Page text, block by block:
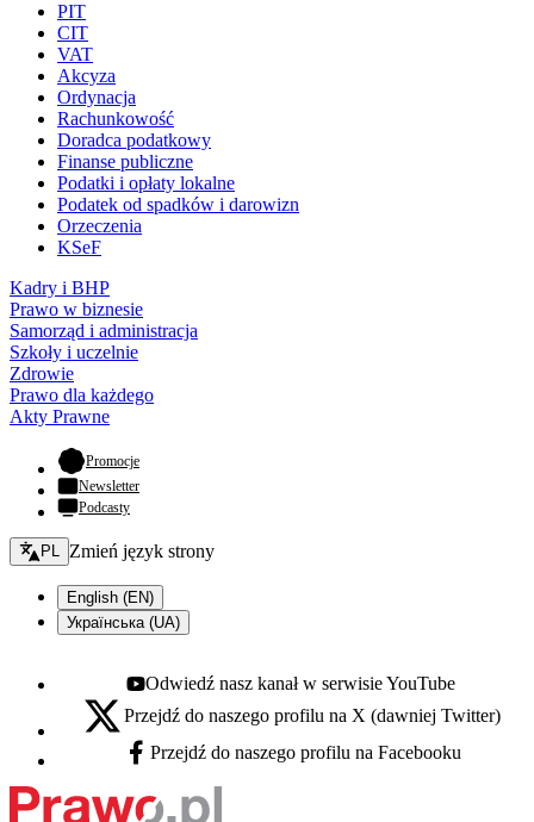
PIT
CIT
VAT
Akcyza
Ordynacja
Rachunkowość
Doradca podatkowy
Finanse publiczne
Podatki i opłaty lokalne
Podatek od spadków i darowizn
Orzeczenia
KSeF
Kadry i BHP
Prawo w biznesie
Samorząd i administracja
Szkoły i uczelnie
Zdrowie
Prawo dla każdego
Akty Prawne
Promocje- otwiera się w nowej karcie
Newsletter
Podcasty
Zmień język - bieżący:
PL Zmień język strony
English (EN)
Українська (UA)
Youtube - otwiera się w nowej karcie
Odwiedź nasz kanał w serwisie YouTube
X - otwiera się w nowej karcie
Przejdź do naszego profilu na X (dawniej Twitter)
Facebook - otwiera się w nowej karcie
Przejdź do naszego profilu na Facebooku